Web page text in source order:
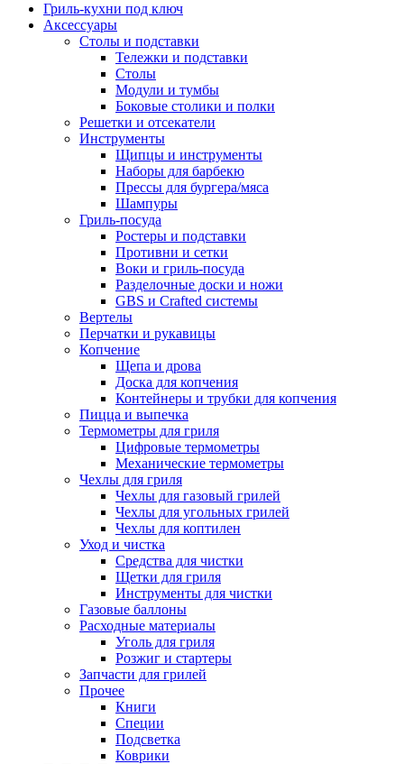
Гриль-кухни под ключ
Аксессуары
Столы и подставки
Тележки и подставки
Столы
Модули и тумбы
Боковые столики и полки
Решетки и отсекатели
Инструменты
Щипцы и инструменты
Наборы для барбекю
Прессы для бургера/мяса
Шампуры
Гриль-посуда
Ростеры и подставки
Противни и сетки
Воки и гриль-посуда
Разделочные доски и ножи
GBS и Crafted системы
Вертелы
Перчатки и рукавицы
Копчение
Щепа и дрова
Доска для копчения
Контейнеры и трубки для копчения
Пицца и выпечка
Термометры для гриля
Цифровые термометры
Механические термометры
Чехлы для гриля
Чехлы для газовый грилей
Чехлы для угольных грилей
Чехлы для коптилен
Уход и чистка
Средства для чистки
Щетки для гриля
Инструменты для чистки
Газовые баллоны
Расходные материалы
Уголь для гриля
Розжиг и стартеры
Запчасти для грилей
Прочее
Книги
Специи
Подсветка
Коврики